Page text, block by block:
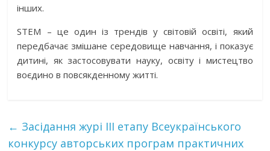
інших.
STEM – це один із трендів у світовій освіті, який
передбачає змішане середовище навчання, і показує
дитині, як застосовувати науку, освіту і мистецтво
воєдино в повсякденному житті.
← Засідання журі ІІІ етапу Всеукраїнського
конкурсу авторських програм практичних